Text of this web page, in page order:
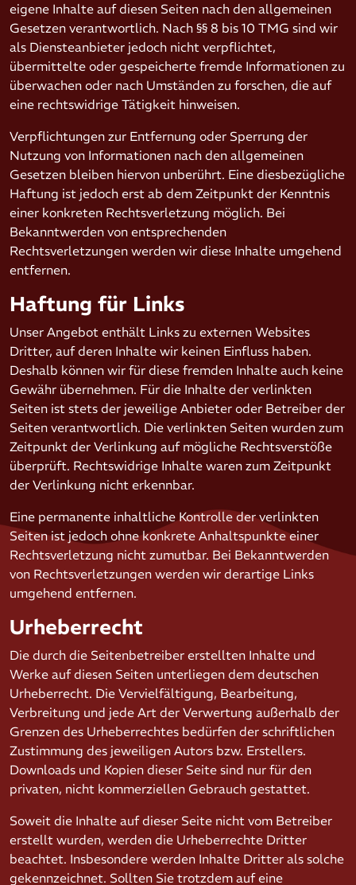
eigene Inhalte auf diesen Seiten nach den allgemeinen
Gesetzen verantwortlich. Nach §§ 8 bis 10 TMG sind wir
als Diensteanbieter jedoch nicht verpflichtet,
übermittelte oder gespeicherte fremde Informationen zu
überwachen oder nach Umständen zu forschen, die auf
eine rechtswidrige Tätigkeit hinweisen.
Verpflichtungen zur Entfernung oder Sperrung der
Nutzung von Informationen nach den allgemeinen
Gesetzen bleiben hiervon unberührt. Eine diesbezügliche
Haftung ist jedoch erst ab dem Zeitpunkt der Kenntnis
einer konkreten Rechtsverletzung möglich. Bei
Bekanntwerden von entsprechenden
Rechtsverletzungen werden wir diese Inhalte umgehend
entfernen.
Haftung für Links
Unser Angebot enthält Links zu externen Websites
Dritter, auf deren Inhalte wir keinen Einfluss haben.
Deshalb können wir für diese fremden Inhalte auch keine
Gewähr übernehmen. Für die Inhalte der verlinkten
Seiten ist stets der jeweilige Anbieter oder Betreiber der
Seiten verantwortlich. Die verlinkten Seiten wurden zum
Zeitpunkt der Verlinkung auf mögliche Rechtsverstöße
überprüft. Rechtswidrige Inhalte waren zum Zeitpunkt
der Verlinkung nicht erkennbar.
Eine permanente inhaltliche Kontrolle der verlinkten
Seiten ist jedoch ohne konkrete Anhaltspunkte einer
Rechtsverletzung nicht zumutbar. Bei Bekanntwerden
von Rechtsverletzungen werden wir derartige Links
umgehend entfernen.
Urheberrecht
Die durch die Seitenbetreiber erstellten Inhalte und
Werke auf diesen Seiten unterliegen dem deutschen
Urheberrecht. Die Vervielfältigung, Bearbeitung,
Verbreitung und jede Art der Verwertung außerhalb der
Grenzen des Urheberrechtes bedürfen der schriftlichen
Zustimmung des jeweiligen Autors bzw. Erstellers.
Downloads und Kopien dieser Seite sind nur für den
privaten, nicht kommerziellen Gebrauch gestattet.
Soweit die Inhalte auf dieser Seite nicht vom Betreiber
erstellt wurden, werden die Urheberrechte Dritter
beachtet. Insbesondere werden Inhalte Dritter als solche
gekennzeichnet. Sollten Sie trotzdem auf eine